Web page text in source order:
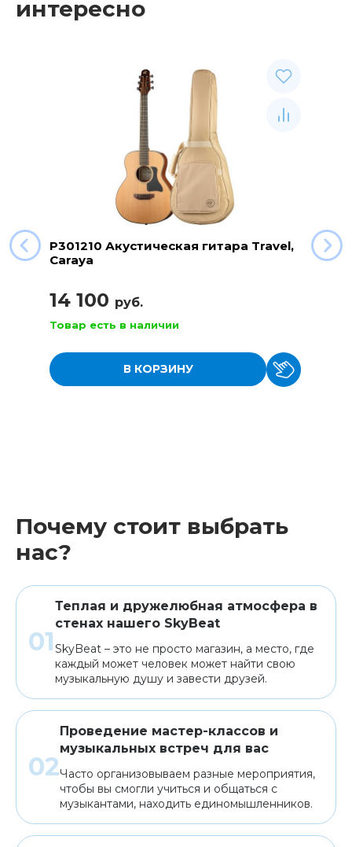
интересно
P301210 Акустическая гитара Travel,
Caraya
14 100 руб.
Товар есть в наличии
В КОРЗИНУ
Почему стоит выбрать
нас?
Теплая и дружелюбная атмосфера в
стенах нашего SkyBeat
SkyBeat – это не просто магазин, а место, где
каждый может человек может найти свою
музыкальную душу и завести друзей.
Проведение мастер-классов и
музыкальных встреч для вас
Часто организовываем разные мероприятия,
чтобы вы смогли учиться и общаться с
музыкантами, находить единомышленников.